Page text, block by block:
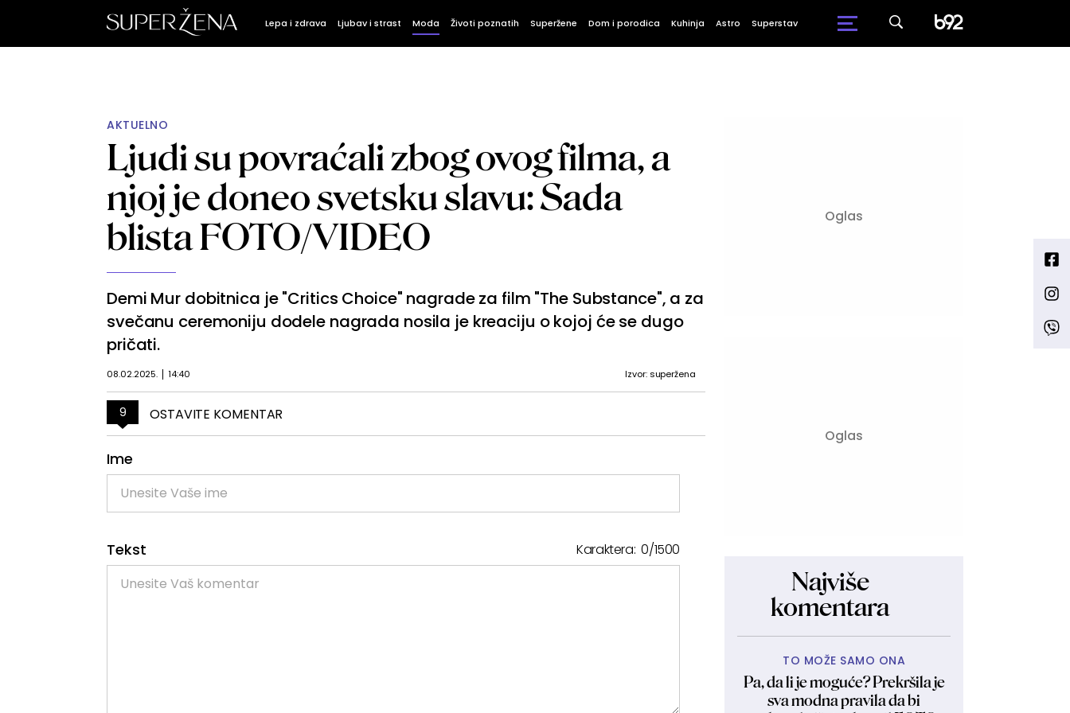
Lepa i zdrava Ljubav i strast Moda Životi poznatih Superžene Dom i porodica Kuhinja Astro Superstav
AKTUELNO
Ljudi su povraćali zbog ovog filma, a
njoj je doneo svetsku slavu: Sada
blista FOTO/VIDEO
Demi Mur dobitnica je "Critics Choice" nagrade za film "The Substance", a za
svečanu ceremoniju dodele nagrada nosila je kreaciju o kojoj će se dugo
pričati.
08.02.2025. 14:40 Izvor: superžena
9 OSTAVITE KOMENTAR
Ime
Tekst Karaktera:0/1500
Najviše
komentara
TO MOŽE SAMO ONA
Pa, da li je moguće? Prekršila je
sva modna pravila da bi